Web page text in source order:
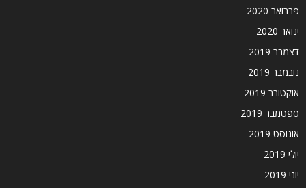
פברואר 2020
ינואר 2020
דצמבר 2019
נובמבר 2019
אוקטובר 2019
ספטמבר 2019
אוגוסט 2019
יולי 2019
יוני 2019